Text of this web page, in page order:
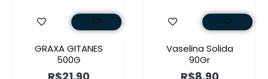
GRAXA GITANES
500G
Vaselina Solida
90Gr